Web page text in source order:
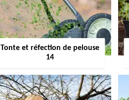
Tonte et réfection de pelouse
14